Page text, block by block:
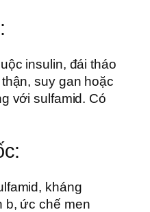
insulin, đái tháo
suy gan hoặc
với sulfamid. Có
kháng
b, ức chế men